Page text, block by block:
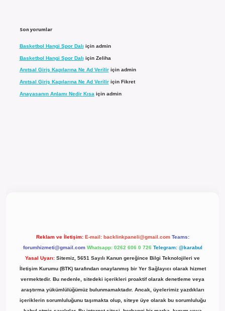
Son yorumlar
Basketbol Hangi Spor Dalı için admin
Basketbol Hangi Spor Dalı için Zeliha
Anıtsal Giriş Kapılarına Ne Ad Veriliriçin admin
Anıtsal Giriş Kapılarına Ne Ad Veriliriçin Fikret
Anayasanın Anlamı Nedir Kısa için admin
Reklam ve İletişim: E-mail: backlinkpaneli@gmail.com Teams:
forumhizmeti@gmail.com Whatsapp: 0262 606 0 726 Telegram: @karabul
Yasal Uyarı: Sitemiz, 5651 Sayılı Kanun gereğince Bilgi Teknolojileri ve
İletişim Kurumu (BTK) tarafından onaylanmış bir Yer Sağlayıcı olarak hizmet
vermektedir. Bu nedenle, sitedeki içerikleri proaktif olarak denetleme veya
araştırma yükümlülüğümüz bulunmamaktadır. Ancak, üyelerimiz yazdıkları
içeriklerin sorumluluğunu taşımakta olup, siteye üye olarak bu sorumluluğu